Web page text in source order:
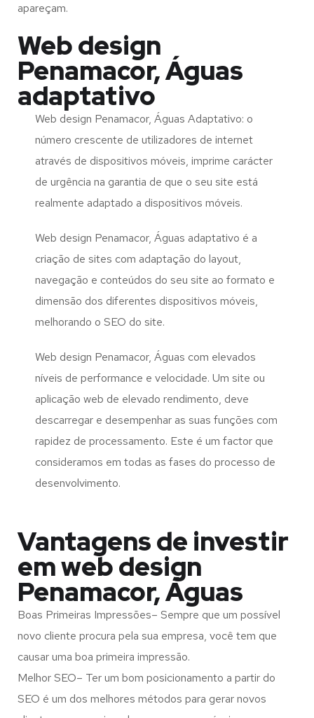
apareçam.
Web design
Penamacor, Águas
adaptativo
Web design Penamacor, Águas Adaptativo: o
número crescente de utilizadores de internet
através de dispositivos móveis, imprime carácter
de urgência na garantia de que o seu site está
realmente adaptado a dispositivos móveis.
Web design Penamacor, Águas adaptativo é a
criação de sites com adaptação do layout,
navegação e conteúdos do seu site ao formato e
dimensão dos diferentes dispositivos móveis,
melhorando o SEO do site.
Web design Penamacor, Águas com elevados
níveis de performance e velocidade. Um site ou
aplicação web de elevado rendimento, deve
descarregar e desempenhar as suas funções com
rapidez de processamento. Este é um factor que
consideramos em todas as fases do processo de
desenvolvimento.
Vantagens de investir
em web design
Penamacor, Águas
Boas Primeiras Impressões– Sempre que um possível
novo cliente procura pela sua empresa, você tem que
causar uma boa primeira impressão.
Melhor SEO– Ter um bom posicionamento a partir do
SEO é um dos melhores métodos para gerar novos